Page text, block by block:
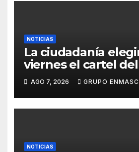
NOTICIAS
La ciudadanía
viernes el cartel
de Las Palmas de
Canaria 2027 en
retransmitida por
AGO 7, 2026 GRUPO
NOTICIAS